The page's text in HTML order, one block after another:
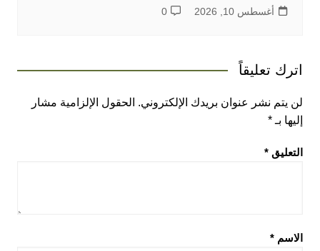
أغسطس 10, 2026 0
اترك تعليقاً
لن يتم نشر عنوان بريدك الإلكتروني. الحقول الإلزامية مشار
إليها بـ *
التعليق *
الاسم *